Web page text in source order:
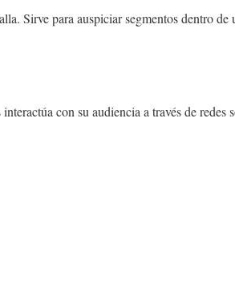
Sirve para auspiciar segmentos dentro de
con su audiencia a través de redes